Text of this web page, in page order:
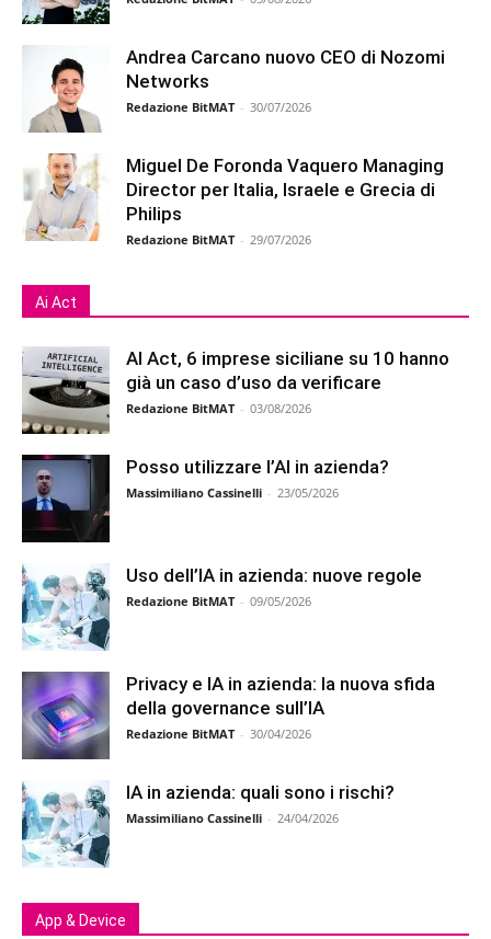
Andrea Carcano nuovo CEO di Nozomi
Networks
Redazione BitMAT - 30/07/2026
Miguel De Foronda Vaquero Managing
Director per Italia, Israele e Grecia di
Philips
Redazione BitMAT - 29/07/2026
Ai Act
AI Act, 6 imprese siciliane su 10 hanno
già un caso d’uso da verificare
Redazione BitMAT - 03/08/2026
Posso utilizzare l’AI in azienda?
Massimiliano Cassinelli - 23/05/2026
Uso dell’IA in azienda: nuove regole
Redazione BitMAT - 09/05/2026
Privacy e IA in azienda: la nuova sfida
della governance sull’IA
Redazione BitMAT - 30/04/2026
IA in azienda: quali sono i rischi?
Massimiliano Cassinelli - 24/04/2026
App & Device